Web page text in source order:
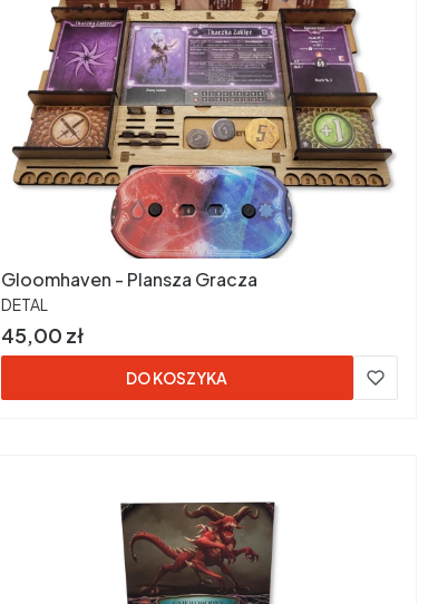
Gloomhaven - Plansza Gracza
PRODUCENT
DETAL
Cena
45,00 zł
DO KOSZYKA